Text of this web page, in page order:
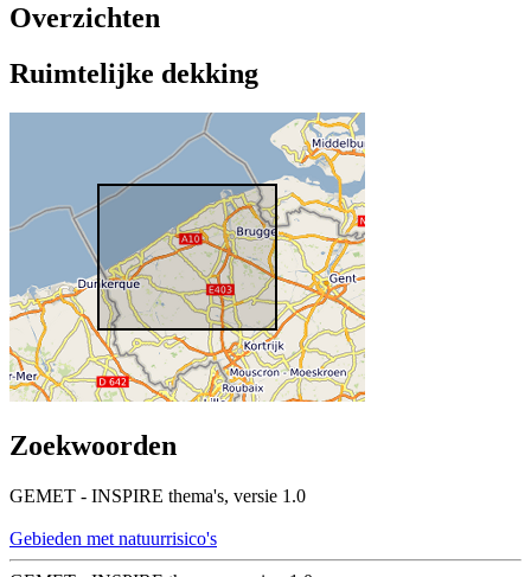
Overzichten
Ruimtelijke dekking
Zoekwoorden
GEMET - INSPIRE thema's, versie 1.0
Gebieden met natuurrisico's